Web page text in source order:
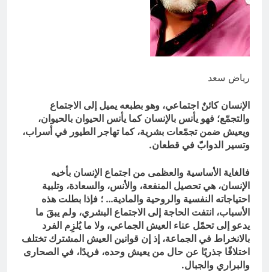
سَأُنَبِّئُكَ بِتَأْوِيلِ مَا لَمْ تَسْتَطِعْ فهمه في
“اتفاقية مكة” شرطي الناتو الخليجي
النووي الجديد لتحجيم دور إيران وفصائلها
رياض سعد
الإنسان كائنٌ اجتماعي، وهو بطبعه يميل إلى الاجتماع
والتجمّع؛ فهو يأنس بالإنسان كما يأنس الحيوان بالحيوان،
ويعيش ضمن تجمّعات بشرية، كما تهاجر الطيور في أسراب،
وتسير الدوابّ في قطعان.
فالغاية الأساسية والعظمى من اجتماع الإنسان بأخيه
الإنسان، هي تحصيل المنفعة، والأنس، والسعادة، وتلبية
احتياجاته النفسية والروحية والمادية… ؛ فإذا بطلت هذه
الأسباب، انتفت الحاجة إلى الاجتماع البشري، ولم يبقَ ما
يدعو إلى تحمّل عناء العيش الجماعي، ولا ما يُلزِم الفرد
بالانخراط في الجماعة، إذ إن قوانين العيش المشترك تختلف
اختلافًا جذريًا عن حال من يعيش وحده، فريدًا، في الصحارى
والبراري والجبال.